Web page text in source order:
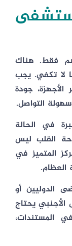
فقط. هناك
لا تكفي. يجب
جودة
التواصل.
في الحالة
القلب ليس
المتميز في
العظام.
الدوليين أو
يحتاج
المستندات،